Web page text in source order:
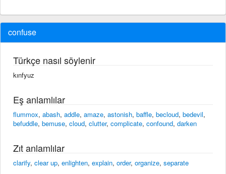
confuse
Türkçe nasıl söylenir
kınfyuz
Eş anlamlılar
flummox, abash, addle, amaze, astonish, baffle, becloud, bedevil,
befuddle, bemuse, cloud, clutter, complicate, confound, darken
Zıt anlamlılar
clarify, clear up, enlighten, explain, order, organize, separate